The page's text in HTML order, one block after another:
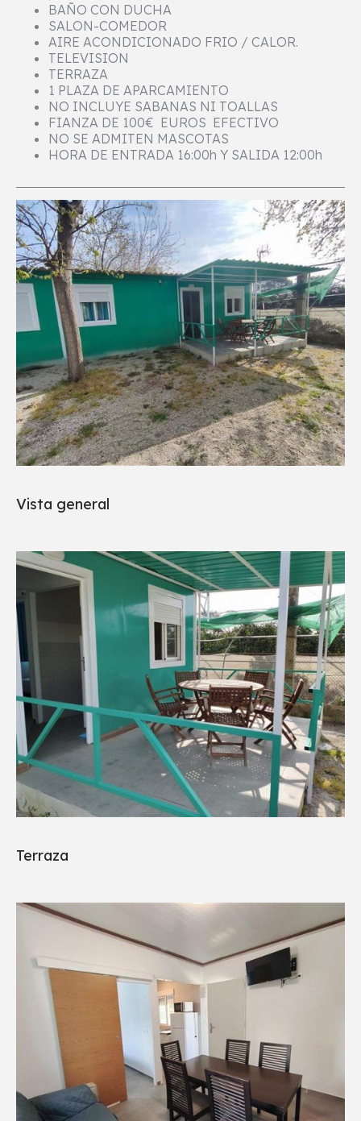
BAÑO CON DUCHA
SALON-COMEDOR
AIRE ACONDICIONADO FRIO / CALOR.
TELEVISION
TERRAZA
1 PLAZA DE APARCAMIENTO
NO INCLUYE SABANAS NI TOALLAS
FIANZA DE 100€ EUROS EFECTIVO
NO SE ADMITEN MASCOTAS
HORA DE ENTRADA 16:00h Y SALIDA 12:00h
Vista general
Terraza